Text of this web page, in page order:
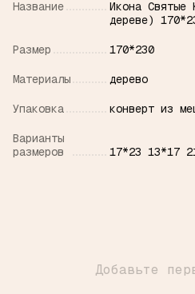
Название
Икона Святые
дереве)
Размер 170*230
Материалы дерево
Упаковка конверт из
Варианты
размеров
17*23 13*17
Добавьте